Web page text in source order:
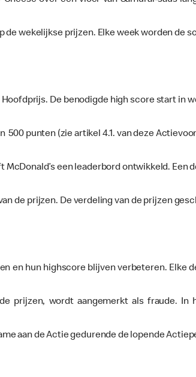
wekelijkse prijzen. Elke week worden de
De benodigde high score start in
punten (zie artikel 4.1. van deze
een leaderbord ontwikkeld.
de prijzen. De verdeling van de prijzen
en hun highscore blijven verbeteren. Elke
prijzen, wordt aangemerkt als fraude. In
aan de Actie gedurende de lopende